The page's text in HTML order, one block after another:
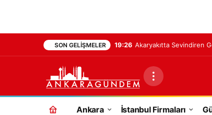
SON GELIŞMELER 19:26 Akaryakıtta Sevindiren
Ankara İstanbul Firmaları